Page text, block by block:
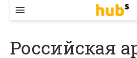
ЕКОНОМІКА
Российская